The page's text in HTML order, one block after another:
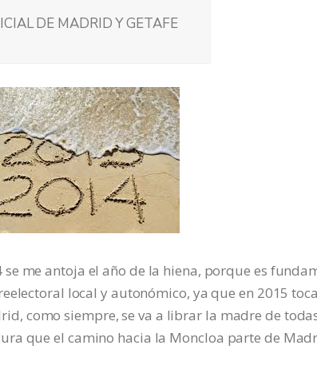
DE MADRID Y GETAFE
me antoja el año de la hiena, porque es
local y autonómico, ya que en 2015
como siempre, se va a librar la madre de
que el camino hacia la Moncloa parte de